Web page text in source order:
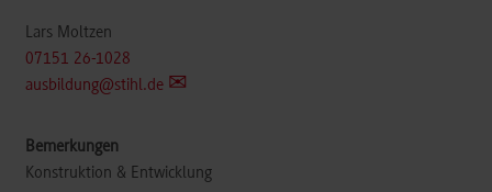
Lars Moltzen
07151 26-1028
ausbildung@stihl.de
Konstruktion & Entwicklung